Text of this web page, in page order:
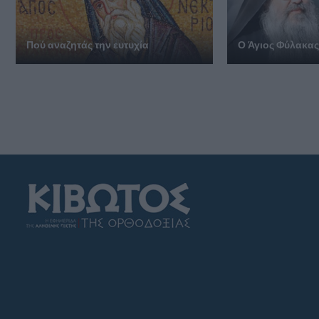
Πού αναζητάς την ευτυχία Ο Άγιος